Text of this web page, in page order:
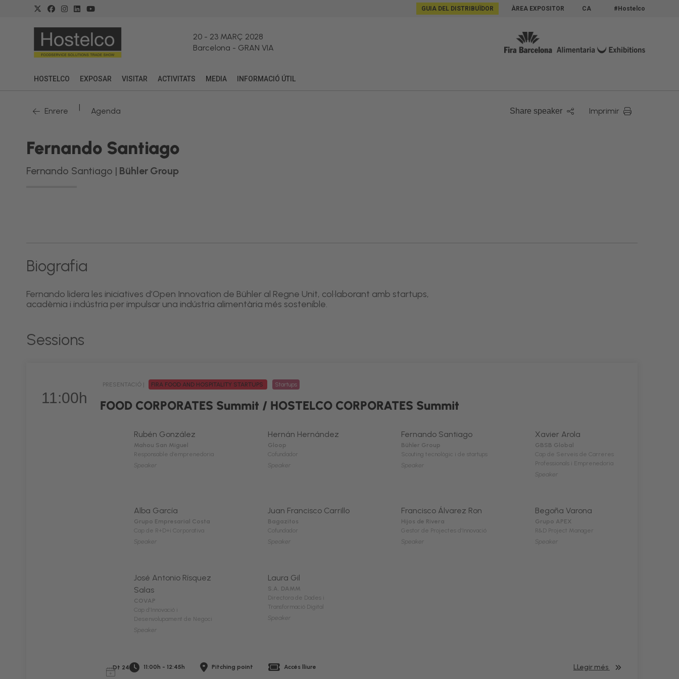
GUIA DEL DISTRIBUÏDOR ÀREA EXPOSITOR CA #Hostelco
20- 23 MARÇ 2028
Barcelona - GRAN VIA
HOSTELCO EXPOSAR VISITAR ACTIVITATS MEDIA INFORMACIÓ ÚTIL
Enrere | Agenda Share speaker Imprimir
Fernando Santiago
Fernando Santiago | Bühler Group
Biografia
Fernando lidera les iniciatives d’Open Innovation de Bühler al Regne Unit, col·laborant amb startups,
acadèmia i indústria per impulsar una indústria alimentària més sostenible.
Sessions
11:00h
PRESENTACIÓ | FIRA FOOD AND HOSPITALITY STARTUPS Startups
FOOD CORPORATES Summit / HOSTELCO CORPORATES Summit
Rubén González
Mahou San Miguel
Responsable d’emprenedoria
Speaker
Hernán Hernández
Gloop
Cofundador
Speaker
Fernando Santiago
Bühler Group
Scouting tecnològic i de startups
Speaker
Xavier Arola
GBSB Global
Cap de Serveis de Carreres
Professionals i Emprenedoria
Speaker
Alba García
Grupo Empresarial Costa
Cap de R+D+i Corporativa
Speaker
Juan Francisco Carrillo
Bagazitos
Cofundador
Speaker
Francisco Álvarez Ron
Hijos de Rivera
Gestor de Projectes d’Innovació
Speaker
Begoña Varona
Grupo APEX
R&D Project Manager
Speaker
José Antonio Rísquez
Salas
COVAP
Cap d’Innovació i
Desenvolupament de Negoci
Speaker
Laura Gil
S.A. DAMM
Directora de Dades i
Transformació Digital
Speaker
Dt 24 11:00h - 12:45h Pitching point Accés lliure LLegir més